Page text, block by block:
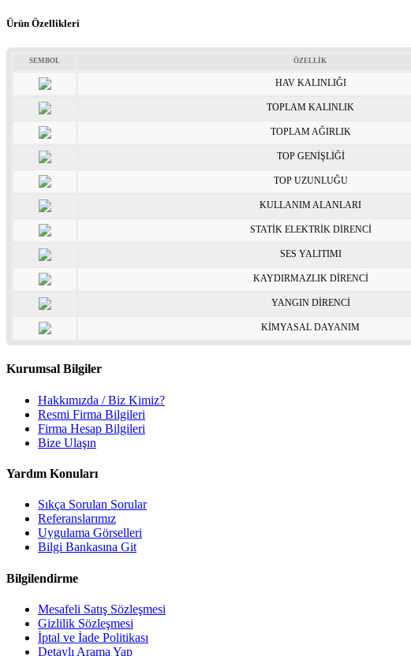
Ürün Özellikleri
SEMBOL ÖZELLİK
HAV KALINLIĞI
TOPLAM KALINLIK
TOPLAM AĞIRLIK
TOP GENİŞLİĞİ
TOP UZUNLUĞU
KULLANIM ALANLARI
STATİK ELEKTRİK DİRENCİ
SES YALITIMI
KAYDIRMAZLIK DİRENCİ
YANGIN DİRENCİ
KİMYASAL DAYANIM
Kurumsal Bilgiler
Hakkımızda / Biz Kimiz?
Resmi Firma Bilgileri
Firma Hesap Bilgileri
Bize Ulaşın
Yardım Konuları
Sıkça Sorulan Sorular
Referanslarımız
Uygulama Görselleri
Bilgi Bankasına Git
Bilgilendirme
Mesafeli Satış Sözleşmesi
Gizlilik Sözleşmesi
İptal ve İade Politikası
Detaylı Arama Yap